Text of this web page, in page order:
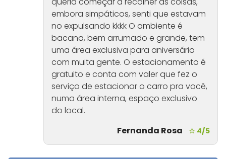
embora simpáticos, senti que estavam
no expulsando kkkk O ambiente é
bacana, bem arrumado e grande, tem
uma área exclusiva para aniversário
com muita gente. O estacionamento é
gratuito e conta com valer que fez o
serviço de estacionar o carro pra você,
numa área interna, espaço exclusivo
do local.
Fernanda Rosa
☆ 4/5